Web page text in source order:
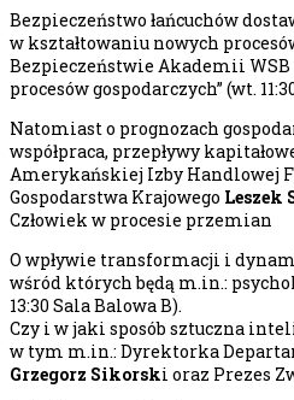
Bezpieczeństwo łańcuchów
w kształtowaniu nowych
Bezpieczeństwie Akademii WSB
procesów gospodarczych” (wt.
Natomiast o prognozach
współpraca, przepływy
Amerykańskiej Izby Handlowej
Gospodarstwa Krajowego Leszek
Człowiek w procesie przemian
O wpływie transformacji i
wśród których będą m.in.:
13:30 Sala Balowa B).
Czy i w jaki sposób sztuczna
w tym m.in.: Dyrektorka
Grzegorz Sikorski oraz Prezes